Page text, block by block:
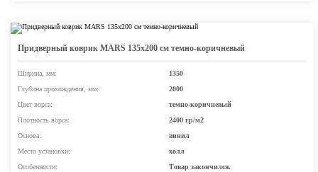
Придверный коврик MARS 135х200 см темно-коричневый
Ширина, мм:
1350
Глубина прохождения, мм:
2000
Цвет ворса:
темно-коричневый
Плотность ворса:
2400 гр/м2
Основа:
винил
Место установки:
холл
Особенности:
Товар закончился.